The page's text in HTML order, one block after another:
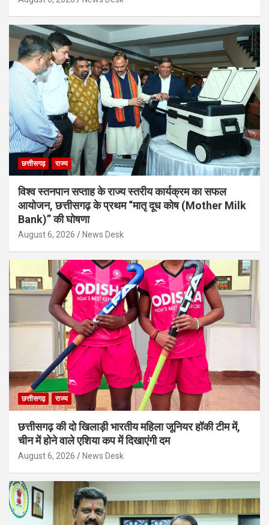
छत्तीसगढ़ राज्य
विश्व स्तनपान सप्ताह के राज्य स्तरीय कार्यक्रम का सफल
आयोजन, छत्तीसगढ़ के प्रथम “मातृ दूध कोष (Mother Milk
Bank)” की घोषणा
August 6, 2026 News Desk
छत्तीसगढ़ राज्य
छत्तीसगढ़ की दो खिलाड़ी भारतीय महिला जूनियर हॉकी टीम में,
चीन में होने वाले एशिया कप में दिखाएंगी दम
August 6, 2026 News Desk